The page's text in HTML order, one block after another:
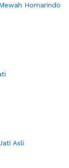
Homarindo
Asli